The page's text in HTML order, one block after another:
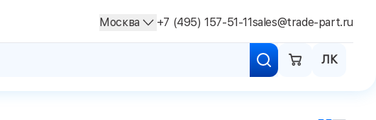
ЛК
Москва +7 (495) 157-51-11sales@trade-part.ru